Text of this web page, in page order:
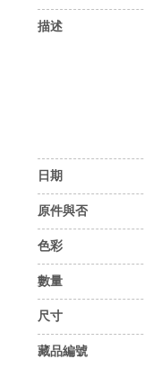
描述
日期
原件與否
色彩
數量
尺寸
藏品編號